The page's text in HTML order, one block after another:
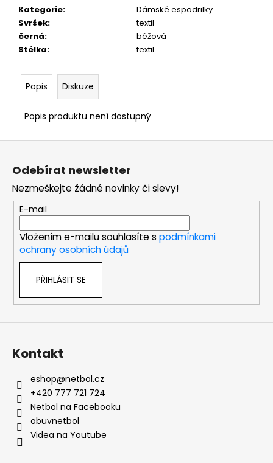
Kategorie:
Dámské espadrilky
Svršek:
textil
černá:
béžová
Stélka: textil
Popis Diskuze
Popis produktu není dostupný
POLOBOTKY
BUGATTI
311-
A311U-
4000-
398
Kč
Z
Odebírat newsletter
Nezmeškejte žádné novinky či slevy!
E-mail
Vložením e-mailu souhlasíte s podmínkami
ochrany osobních údajů
PŘIHLÁSIT SE
Kontakt
eshop@netbol.cz
+420 777 721 724
Netbol na Facebooku
obuvnetbol
Videa na Youtube